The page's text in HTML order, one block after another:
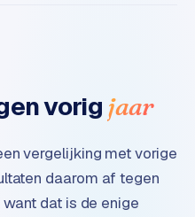
vorig jaar
vergelijking met vorige
daarom af tegen
dat is de enige